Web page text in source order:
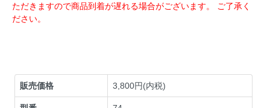
ただきますので商品到着が遅れる場合がございます。 ご了承く
ださい。
販売価格 3,800円(内税)